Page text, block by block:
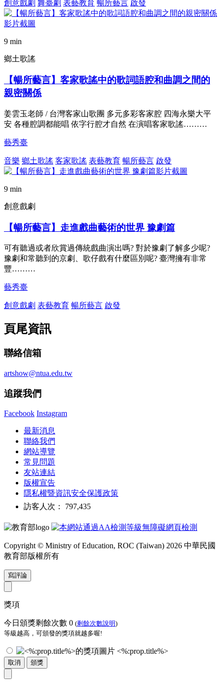
創意戲劇 舞臺劇 表藝教育 暢所藝言 啟發
9 min
鄉土歌謠
【暢所藝言】客家歌謠中的歌詞語腔和曲調之間的
親密關係
姜雲玉老師 / 台灣客家山歌團 多元多彩客家腔 四海永樂大平
安 各種腔調都能唱 依字行腔才自然 在演唱客家歌謠………
藝秀臺
音樂 鄉土歌謠 客家歌謠 表藝教育 暢所藝言 啟發
9 min
創意戲劇
【暢所藝言】走進戲曲藝術的世界 豫劇篇
可有聽過或者欣賞過傳統戲曲演出嗎? 對於豫劇了解多少呢?
豫劇和常聽到的京劇、歌仔戲有什麼區別呢? 臺灣擁有非常
豐………
藝秀臺
創意戲劇 表藝教育 暢所藝言 啟發
頁尾資訊
聯絡信箱
artshow@ntua.edu.tw
追蹤我們
Facebook Instagram
最新消息
聯絡我們
網站導覽
常見問題
友站連結
版權宣告
隱私權暨資訊安全保護政策
訪客人次： 797,435
Copyright © Ministry of Education, ROC (Taiwan) 2026 中華民國
教育部版權所有
寫評論
獎項
今日頒獎剩餘次數 0 (剩餘次數說明)
等級越高，可頒發的獎項就越多喔!
<%:prop.title%>
取消 頒獎